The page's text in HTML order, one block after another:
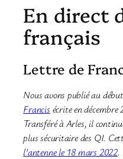
En direct
français
Lettre de
Nous avons publié au
Francis écrite en
Transféré à Arles, il
plus sécuritaire des QI.
l’antenne le 18 mars 2022.